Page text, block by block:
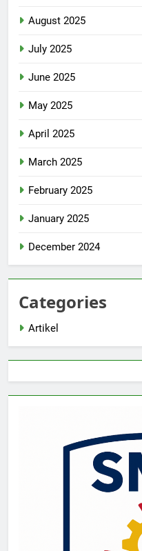
August 2025
July 2025
June 2025
May 2025
April 2025
March 2025
February 2025
January 2025
December 2024
Categories
Artikel